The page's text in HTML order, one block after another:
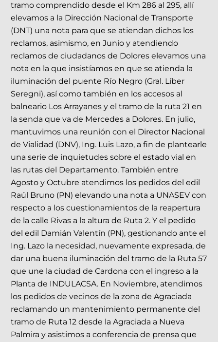
tramo comprendido desde el Km 286 al 295, allí
elevamos a la Dirección Nacional de Transporte
(DNT) una nota para que se atiendan dichos los
reclamos, asimismo, en Junio y atendiendo
reclamos de ciudadanos de Dolores elevamos una
nota en la que insistíamos en que se atienda la
iluminación del puente Río Negro (Gral. Líber
Seregni), así como también en los accesos al
balneario Los Arrayanes y el tramo de la ruta 21 en
la senda que va de Mercedes a Dolores. En julio,
mantuvimos una reunión con el Director Nacional
de Vialidad (DNV), Ing. Luis Lazo, a fin de plantearle
una serie de inquietudes sobre el estado vial en
las rutas del Departamento. También entre
Agosto y Octubre atendimos los pedidos del edil
Raúl Bruno (PN) elevando una nota a UNASEV con
respecto a los cuestionamientos de la reapertura
de la calle Rivas a la altura de Ruta 2. Y el pedido
del edil Damián Valentín (PN), gestionando ante el
Ing. Lazo la necesidad, nuevamente expresada, de
dar una buena iluminación del tramo de la Ruta 57
que une la ciudad de Cardona con el ingreso a la
Planta de INDULACSA. En Noviembre, atendimos
los pedidos de vecinos de la zona de Agraciada
reclamando un mantenimiento permanente del
tramo de Ruta 12 desde la Agraciada a Nueva
Palmira y asistimos a conferencia de prensa que